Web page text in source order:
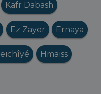
Kafr Dabash
Ez Zayer Ernaya
Hmaïss